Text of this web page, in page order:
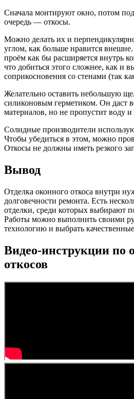
Сначала монтируют окно, потом
очередь — откосы.
Можно делать их и
углом, как больше нравится
проём как бы расширяется внутрь
что добиться этого сложнее, как и
соприкосновения со стенами (так
Желательно оставить небольшую
силиконовым герметиком. Он даст
материалов, но не пропустит воду и
Солидные производители
Чтобы убедиться в этом, можно
Откосы не должны иметь резкого
Вывод
Отделка оконного откоса внутри
долговечности ремонта. Есть
отделки, среди которых выбирают
Работы можно выполнить своими
технологию и выбрать
Видео-инструкции по
откосов